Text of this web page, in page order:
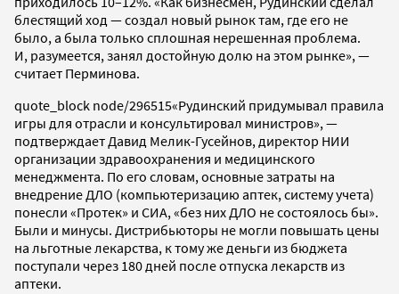
блестящий ход — создал новый рынок там, где его не
было, а была только сплошная нерешенная проблема.
И, разумеется, занял достойную долю на этом рынке», —
считает Перминова.
quote_block node/296515«Рудинский придумывал правила
игры для отрасли и консультировал министров», —
подтверждает Давид Мелик-Гусейнов, директор НИИ
организации здравоохранения и медицинского
менеджмента. По его словам, основные затраты на
внедрение ДЛО (компьютеризацию аптек, систему учета)
понесли «Протек» и СИА, «без них ДЛО не состоялось бы».
Были и минусы. Дистрибьюторы не могли повышать цены
на льготные лекарства, к тому же деньги из бюджета
поступали через 180 дней после отпуска лекарств из
аптеки.